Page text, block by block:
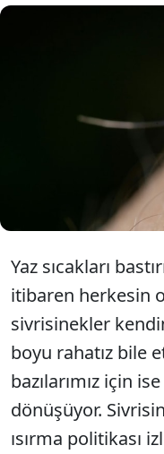
Yaz aylarının
insanları
bilinene bir
zamandır
oluşturulan
teorilerin yerini
neden özellikle
ortaya çıktı.
Yaz sıcakları
itibaren herkesin
sivrisinekler
boyu rahatız bile
bazılarımız için
dönüşüyor.
ısırma politikası